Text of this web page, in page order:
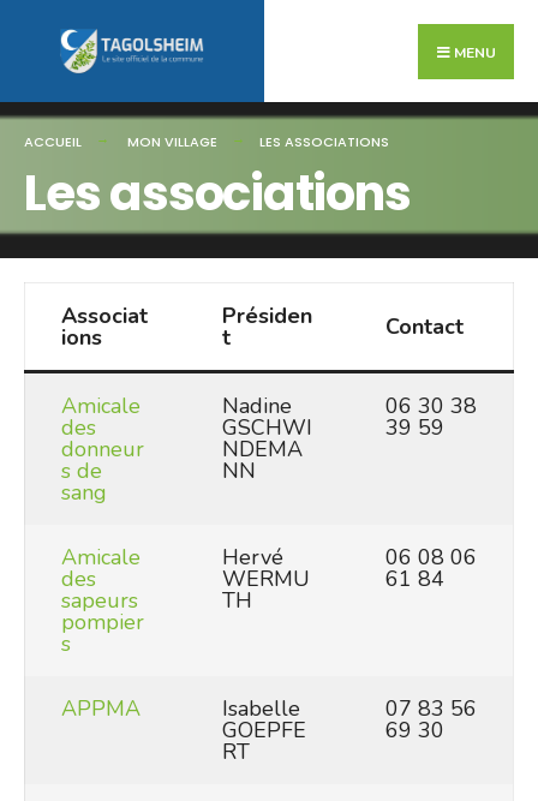
MENU
ACCUEIL MON VILLAGE LES ASSOCIATIONS
Les associations
Associat
ions
Présiden
t Contact
Amicale
des
donneur
s de
sang
Nadine
GSCHWI
NDEMA
NN
06 30 38
39 59
Amicale
des
sapeurs
pompier
s
Hervé
WERMU
TH
06 08 06
61 84
APPMA Isabelle
GOEPFE
RT
07 83 56
69 30
for: